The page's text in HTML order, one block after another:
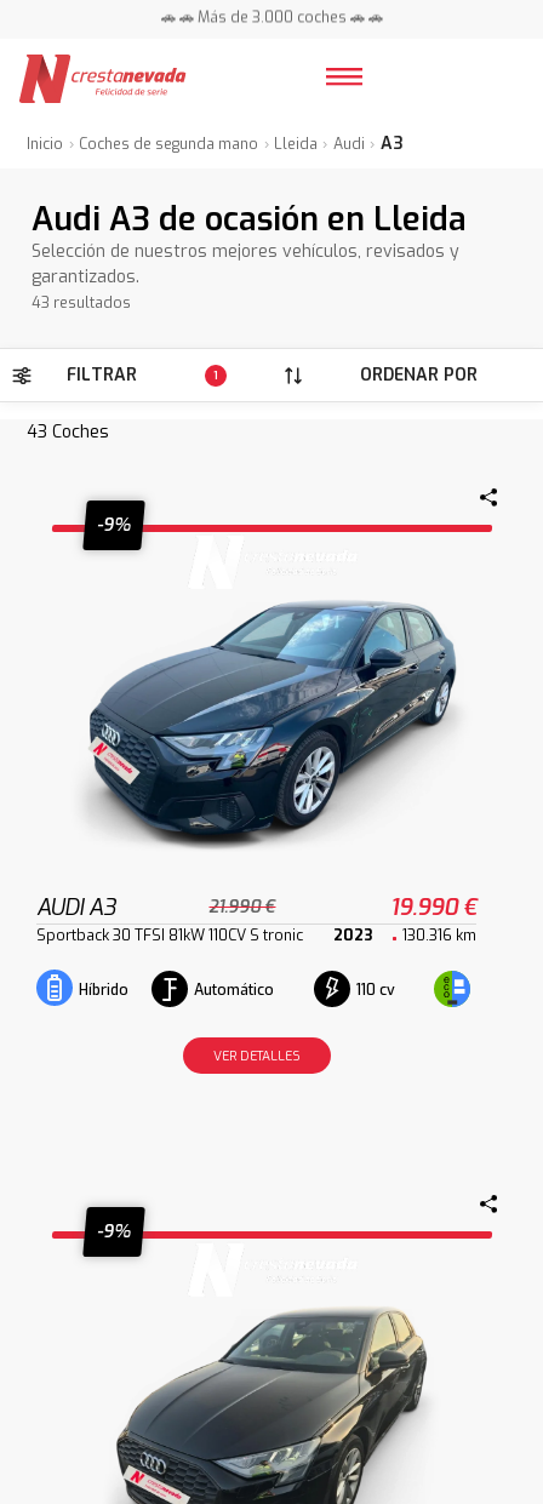
📍 Centros en toda España ⭐
📍 Centros en toda España ⭐
Inicio Coches de segunda mano Lleida Audi A3
Audi A3 de ocasión en Lleida
Selección de nuestros mejores vehículos, revisados y
garantizados.
43 resultados
FILTRAR 1 ORDENAR POR
43 Coches
-9%
AUDI A3 21.990 € 19.990 €
Sportback 30 TFSI 81kW 110CV S tronic 2023 130.316 km
Híbrido Automático 110 cv
VER DETALLES
-9%